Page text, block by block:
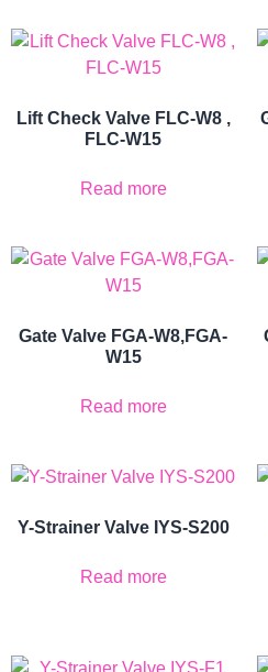
Lift Check Valve FLC-W8 ,
FLC-W15
Read more
Gate Valve FGA-W8,FGA-
W15
Read more
Y-Strainer Valve IYS-S200
Read more